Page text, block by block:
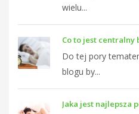
wielu...
Co to jest centralny
Do tej pory
blogu by...
Jaka jest najlepsza